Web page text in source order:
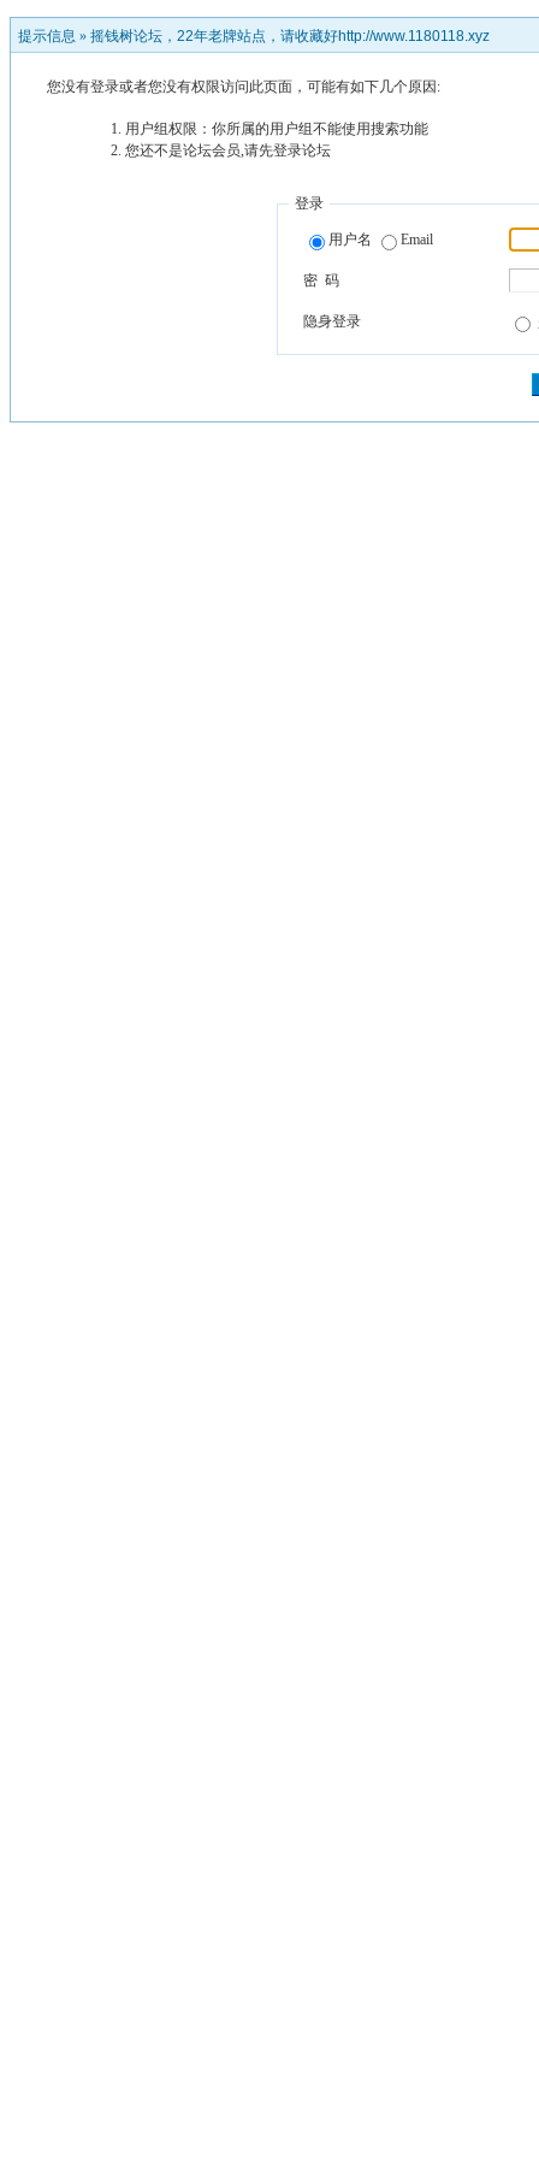
提示信息 » 摇钱树论坛，22年老牌站点，请收藏好http://www.1180118.xyz
您没有登录或者您没有权限访问此页面，可能有如下几个原因:
用户组权限：你所属的用户组不能使用搜索功能
您还不是论坛会员,请先登录论坛
登录
用户名 Email
密 码
隐身登录